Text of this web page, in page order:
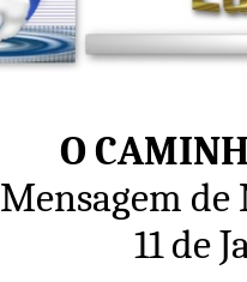
O
Mensagem de
11 de